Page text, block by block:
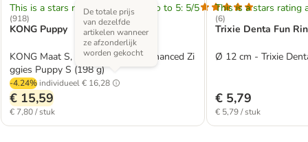
This is a stars rating area from zero to 5: 5/5
(918)
KONG Puppy
KONG Maat S, blauw + KONG Enhanced Zi
ggies Puppy S (198 g)
-4.24% individueel€ 16,28
De totale prijs
van dezelfde
artikelen wanneer
ze afzonderlijk
worden gekocht
€ 15,59
€ 7,80 / stuk
This is a stars rating
(6)
Trixie Denta Fun
Ø 12 cm - Trixie
€ 5,79
€ 5,79 / stuk